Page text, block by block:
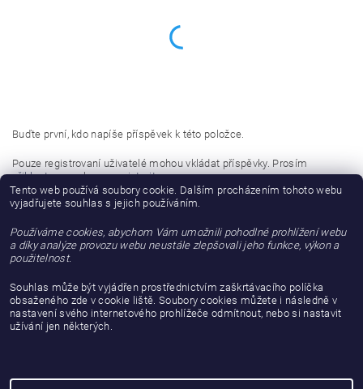
Buďte první, kdo napíše příspěvek k této položce.
Pouze registrovaní uživatelé mohou vkládat příspěvky. Prosím
přihlaste senebo seregistrujte.
Buďte první, kdo napíše příspěvek k této položce.
Přidat hodnocení
Tento web používá soubory cookie. Dalším procházením tohoto webu
vyjadřujete souhlas s jejich používáním.
Používáme cookies, abychom Vám umožnili pohodlné prohlížení webu
a díky analýze provozu webu neustále zlepšovali jeho funkce, výkon a
použitelnost.
Souhlas může být vyjádřen prostřednictvím zaškrtávacího políčka
obsaženého zde v cookie liště. Soubory cookies můžete i následně v
nastavení svého internetového prohlížeče odmítnout, nebo si nastavit
užívání jen některých.